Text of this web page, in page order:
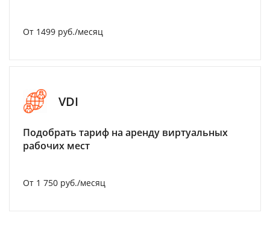
От 1499 руб./месяц
VDI
Подобрать тариф на аренду виртуальных
рабочих мест
От 1 750 руб./месяц